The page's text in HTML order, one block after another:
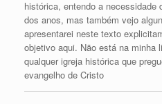
histórica, entendo a necessidade
dos anos, mas também vejo
apresentarei neste texto
objetivo aqui. Não está na minha
qualquer igreja histórica que
evangelho de Cristo